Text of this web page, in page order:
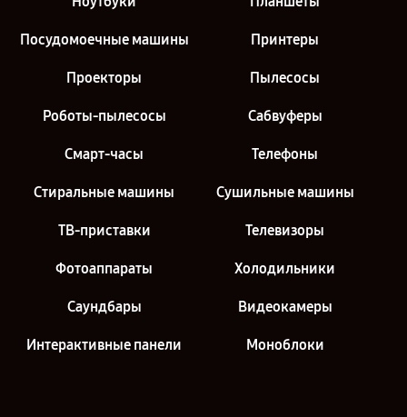
Посудомоечные машины Принтеры
Проекторы Пылесосы
Роботы-пылесосы Сабвуферы
Смарт-часы Телефоны
Стиральные машины Сушильные машины
ТВ-приставки Телевизоры
Фотоаппараты Холодильники
Саундбары Видеокамеры
Интерактивные панели Моноблоки